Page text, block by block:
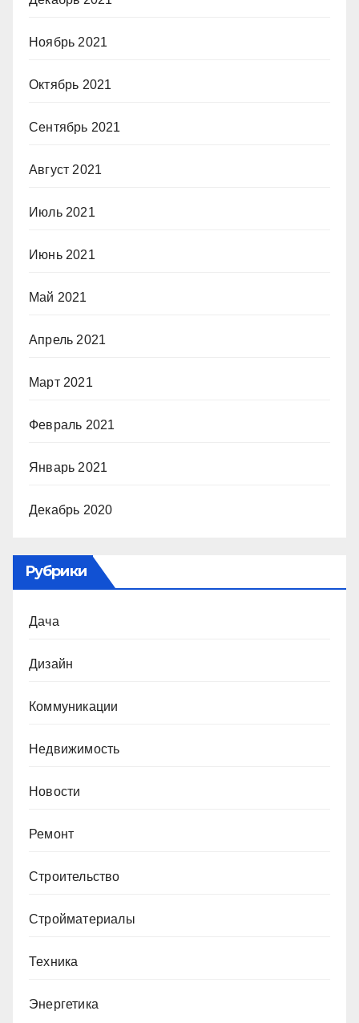
Ноябрь 2021
Октябрь 2021
Сентябрь 2021
Август 2021
Июль 2021
Июнь 2021
Май 2021
Апрель 2021
Март 2021
Февраль 2021
Январь 2021
Декабрь 2020
Рубрики
Дача
Дизайн
Коммуникации
Недвижимость
Новости
Ремонт
Строительство
Стройматериалы
Техника
Энергетика